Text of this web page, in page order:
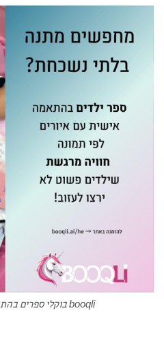
booqli בוקלי ספרים בהתאמה אישית לילדים